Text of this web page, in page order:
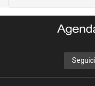
Seguici